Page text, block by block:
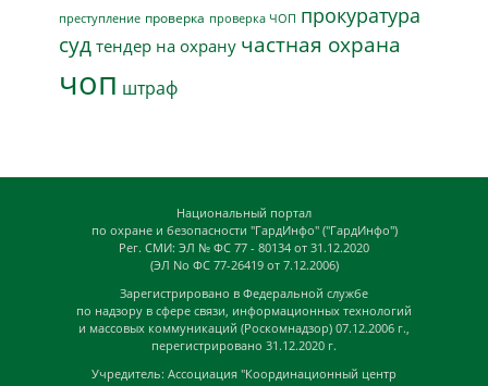
преступление проверка проверка ЧОП прокуратура
суд тендер на охрану частная охрана
чоп штраф
Национальный портал
по охране и безопасности "ГардИнфо" ("ГардИнфо")
Рег. СМИ: ЭЛ № ФС 77 - 80134 от 31.12.2020
(ЭЛ No ФС 77-26419 от 7.12.2006)
Зарегистрировано в Федеральной службе
по надзору в сфере связи, информационных технологий
и массовых коммуникаций (Роскомнадзор) 07.12.2006 г.,
перегистрировано 31.12.2020 г.
Учредитель: Ассоциация "Координационный центр